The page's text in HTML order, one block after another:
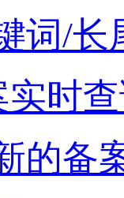
词/长
实时
的备